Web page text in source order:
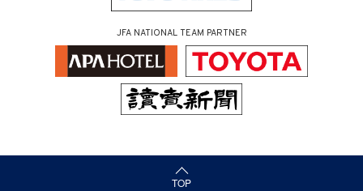
JFA NATIONAL TEAM PARTNER
TOP
（ページの先頭へ）